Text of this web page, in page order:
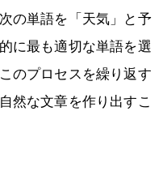
の単語を「天気」と予
に最も適切な単語を選
のプロセスを繰り返す
然な文章を作り出すこ